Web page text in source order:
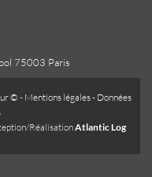
75003 Paris
© - Mentions légales- Données
RéalisationAtlantic Log